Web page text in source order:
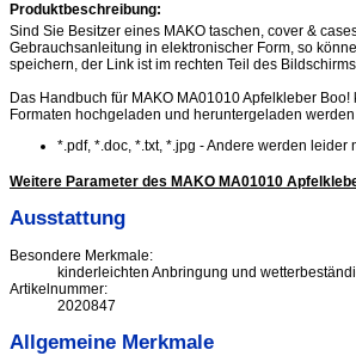
Produktbeschreibung:
Sind Sie Besitzer eines MAKO taschen, cover &
Gebrauchsanleitung in elektronischer Form, so
speichern, der Link ist im rechten Teil des
Das Handbuch für MAKO MA01010 Apfelkleber
Formaten hochgeladen und heruntergeladen werden
*.pdf, *.doc, *.txt, *.jpg - Andere werden leider
Weitere Parameter des MAKO MA01010
Ausstattung
Besondere Merkmale:
kinderleichten Anbringung und
Artikelnummer:
2020847
Allgemeine Merkmale